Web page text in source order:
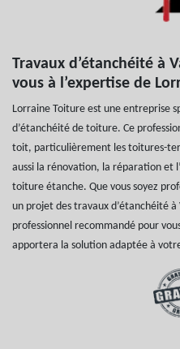
Travaux d’étanchéité à
vous à l’expertise de
Lorraine Toiture est une entreprise
d’étanchéité de toiture. Ce
toit, particulièrement les toitures-
aussi la rénovation, la réparation et
toiture étanche. Que vous soyez
un projet des travaux d’étanchéité
professionnel recommandé pour
apportera la solution adaptée à